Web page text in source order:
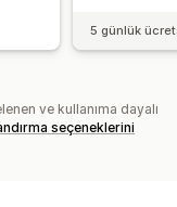
5 günlük
ve kullanıma dayalı
seçeneklerini